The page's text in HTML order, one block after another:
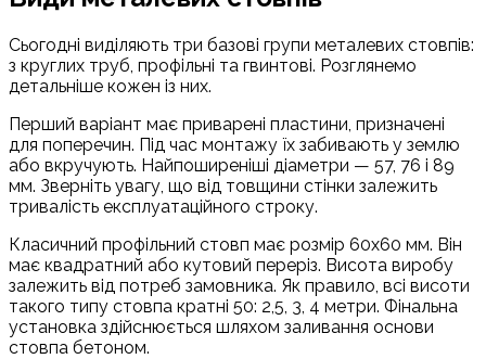
Сьогодні виділяють три базові групи металевих стовпів:
з круглих труб, профільні та гвинтові. Розглянемо
детальніше кожен із них.
Перший варіант має приварені пластини, призначені
для поперечин. Під час монтажу їх забивають у землю
або вкручують. Найпоширеніші діаметри — 57, 76 і 89
мм. Зверніть увагу, що від товщини стінки залежить
тривалість експлуатаційного строку.
Класичний профільний стовп має розмір 60х60 мм. Він
має квадратний або кутовий переріз. Висота виробу
залежить від потреб замовника. Як правило, всі висоти
такого типу стовпа кратні 50: 2,5, 3, 4 метри. Фінальна
установка здійснюється шляхом заливання основи
стовпа бетоном.